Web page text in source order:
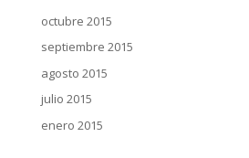
octubre 2015
septiembre 2015
agosto 2015
julio 2015
enero 2015